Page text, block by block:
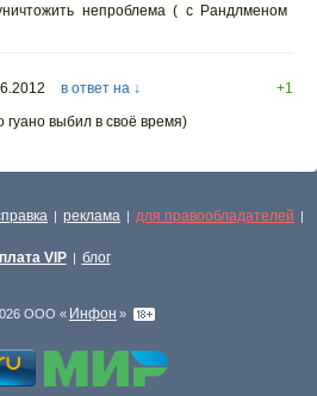
непроблема ( с Рандлменом
в ответ на ↓
+1
гуано выбил в своё время)
| реклама | для правообладателей |
VIP | блог
ООО « Инфон »